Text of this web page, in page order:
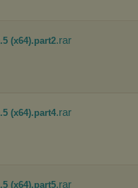
(x64).part2.rar
(x64).part4.rar
(x64).part5.rar